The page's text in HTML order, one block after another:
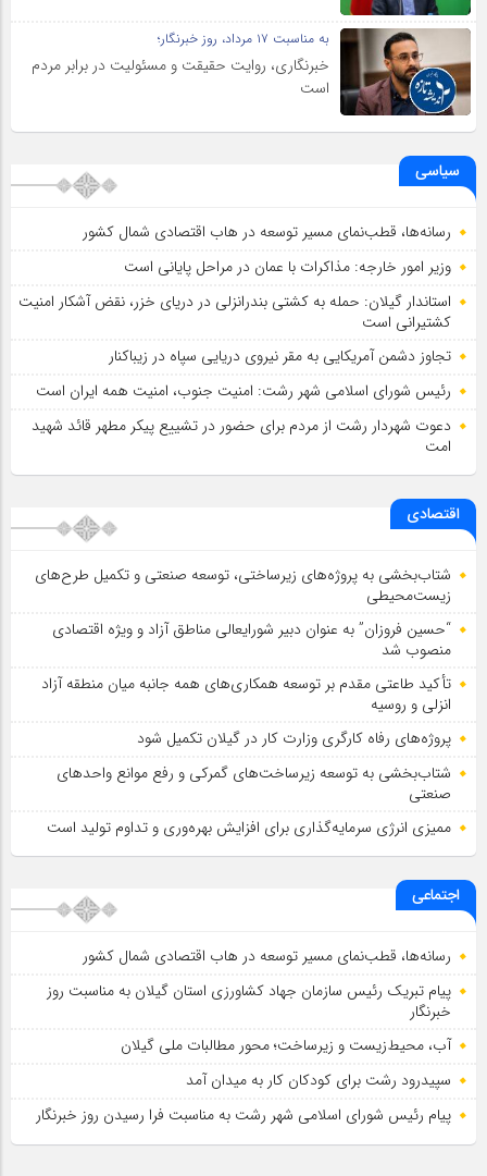
به مناسبت ۱۷ مرداد، روز خبرنگار؛
خبرنگاری، روایت حقیقت و مسئولیت‌ در برابر مردم
است
سیاسی
رسانه‌ها، قطب‌نمای مسیر توسعه در هاب اقتصادی شمال كشور
وزیر امور خارجه: مذاکرات با عمان در مراحل پایانی است
استاندار گیلان: حمله به کشتی بندرانزلی در دریای خزر، نقض آشکار امنیت
کشتیرانی است
تجاوز دشمن آمریکایی به مقر نیروی دریایی سپاه در زیباکنار
رئیس شورای اسلامي شهر رشت: امنیت جنوب، امنیت همه ایران است
دعوت شهردار رشت از مردم برای حضور در تشییع پیکر مطهر قائد شهید
امت
اقتصادی
شتاب‌بخشی به پروژه‌های زیرساختی، توسعه صنعتی و تکمیل طرح‌های
زیست‌محیطی
“حسین فروزان” به عنوان دبیر شورایعالی مناطق آزاد و ویژه اقتصادی
منصوب شد
تأكید طاعتی مقدم بر توسعه همكاری‌های همه جانبه میان منطقه آزاد
انزلی و روسیه
پروژه‌های رفاه کارگری وزارت کار در گیلان تکمیل شود
شتاب‌بخشی به توسعه زیرساخت‌های گمركی و رفع موانع واحدهای
صنعتی
ممیزی انرژی سرمایه‌گذاری برای افزایش بهره‌وری و تداوم تولید است
اجتماعی
رسانه‌ها، قطب‌نمای مسیر توسعه در هاب اقتصادی شمال كشور
پیام تبریک رئیس سازمان جهاد کشاورزی استان گیلان به‌ مناسبت روز
خبرنگار
آب، محیط‌زیست و زیرساخت؛ محور مطالبات ملی گیلان
سپیدرود رشت برای کودکان کار به میدان آمد
پیام رئیس شورای اسلامي شهر رشت به مناسبت فرا رسیدن روز خبرنگار